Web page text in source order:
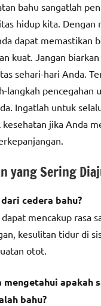
bahu sangatlah
hidup kita. Dengan
dapat memastikan
kuat. Jangan
sehari-hari Anda.
langkah pencegahan
Ingatlah untuk
jika Anda
yang Sering
cedera bahu?
mencakup rasa
kesulitan tidur di
otot.
mengetahui apakah
bahu?